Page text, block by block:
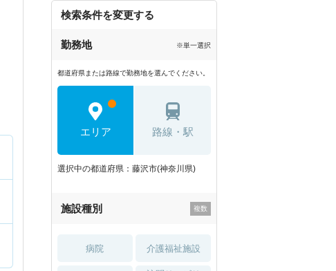
検索条件を変更する
勤務地 ※単一選択
都道府県または路線で勤務地を選んでください。
エリア 路線・駅
選択中の都道府県：藤沢市(神奈川県)
施設種別
病院 介護福祉施設